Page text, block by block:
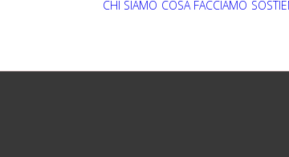
CHI SIAMO COSA FACCIAMO